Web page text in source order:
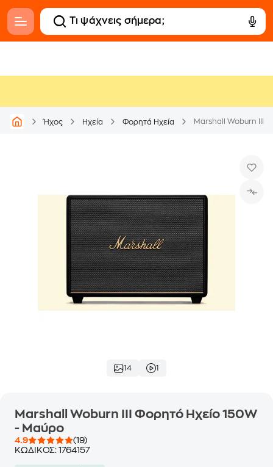
Ήχος Ηχεία Φορητά Ηχεία Marshall Woburn III
14 1
Marshall Woburn III Φορητό Ηχείο 150W
- Μαύρο
4.9
(19)
ΚΩΔΙΚΟΣ: 1764157